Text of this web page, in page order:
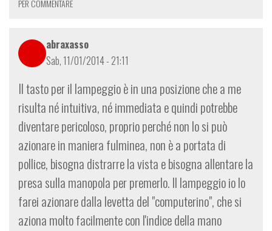
PER COMMENTARE
abraxasso
Sab, 11/01/2014 - 21:11
Il tasto per il lampeggio è in una posizione che a me
risulta né intuitiva, né immediata e quindi potrebbe
diventare pericoloso, proprio perché non lo si può
azionare in maniera fulminea, non è a portata di
pollice, bisogna distrarre la vista e bisogna allentare la
presa sulla manopola per premerlo. Il lampeggio io lo
farei azionare dalla levetta del "computerino", che si
aziona molto facilmente con l'indice della mano